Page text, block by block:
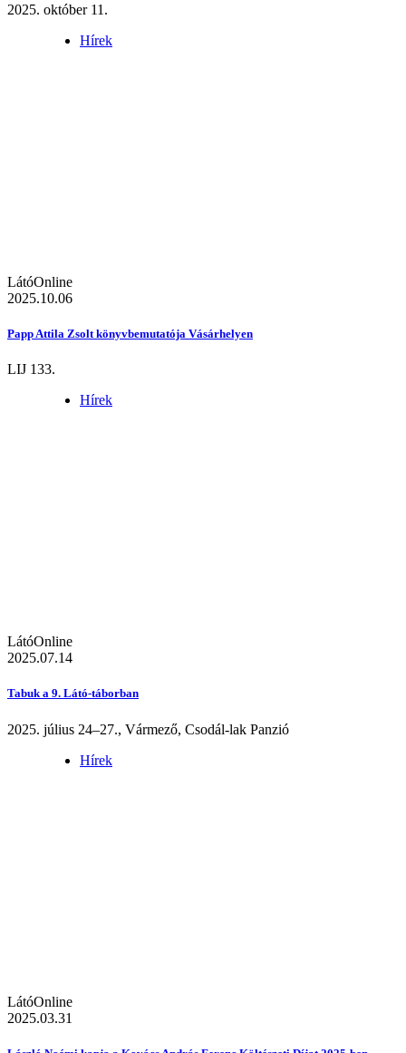
2025. október 11.
Hírek
LátóOnline
2025.10.06
Papp Attila Zsolt könyvbemutatója Vásárhelyen
LIJ 133.
Hírek
LátóOnline
2025.07.14
Tabuk a 9. Látó-táborban
2025. július 24–27., Vármező, Csodál-lak Panzió
Hírek
LátóOnline
2025.03.31